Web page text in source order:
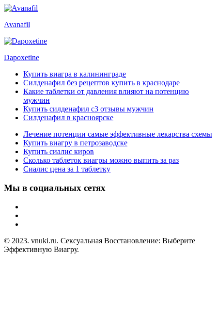
Avanafil
Dapoxetine
Купить виагра в калининграде
Силденафил без рецептов купить в краснодаре
Какие таблетки от давления влияют на потенцию
мужчин
Купить силденафил с3 отзывы мужчин
Силденафил в красноярске
Лечение потенции самые эффективные лекарства схемы
Купить виагру в петрозаводске
Купить сиалис киров
Сколько таблеток виагры можно выпить за раз
Сиалис цена за 1 таблетку
Мы в социальных сетях
© 2023. vnuki.ru. Сексуальная Восстановление: Выберите
Эффективную Виагру.